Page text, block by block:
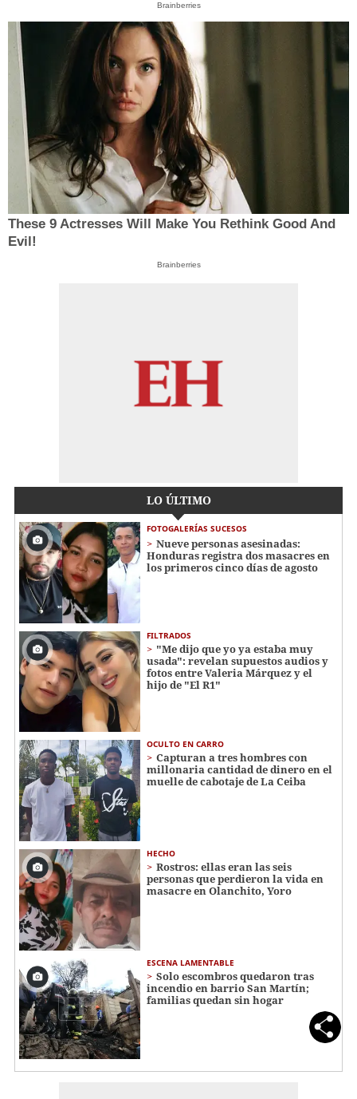
Brainberries
These 9 Actresses Will Make You Rethink Good And
Evil!
Brainberries
LO ÚLTIMO
FOTOGALERÍAS SUCESOS
Nueve personas asesinadas:
Honduras registra dos masacres en
los primeros cinco días de agosto
FILTRADOS
"Me dijo que yo ya estaba muy
usada": revelan supuestos audios y
fotos entre Valeria Márquez y el
hijo de "El R1"
OCULTO EN CARRO
Capturan a tres hombres con
millonaria cantidad de dinero en el
muelle de cabotaje de La Ceiba
HECHO
Rostros: ellas eran las seis
personas que perdieron la vida en
masacre en Olanchito, Yoro
ESCENA LAMENTABLE
Solo escombros quedaron tras
incendio en barrio San Martín;
familias quedan sin hogar